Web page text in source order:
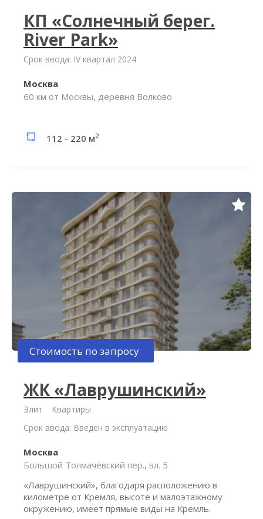
КП «Солнечный берег.
River Park»
Срок ввода: IV квартал 2024
Москва
60 км от Москвы, деревня Волково
112 - 220 м2
Стоимость по запросу
ЖК «Лаврушинский»
Элит
Квартиры
Срок ввода: Введен в эксплуатацию
Москва
Большой Толмачёвский пер., вл. 5
«Лаврушинский», благодаря расположению в
километре от Кремля, высоте и малоэтажному
окружению, имеет прямые виды на Кремль.